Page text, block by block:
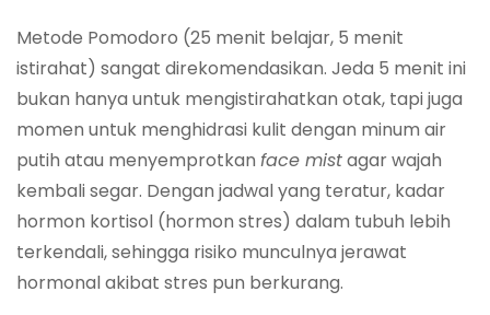
Metode Pomodoro (25 menit belajar, 5 menit
istirahat) sangat direkomendasikan. Jeda 5 menit ini
bukan hanya untuk mengistirahatkan otak, tapi juga
momen untuk menghidrasi kulit dengan minum air
putih atau menyemprotkan face mistagar wajah
kembali segar. Dengan jadwal yang teratur, kadar
hormon kortisol (hormon stres) dalam tubuh lebih
terkendali, sehingga risiko munculnya jerawat
hormonal akibat stres pun berkurang.